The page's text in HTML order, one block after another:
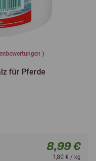
)
für Pferde
8,99 €
1,80 € / kg